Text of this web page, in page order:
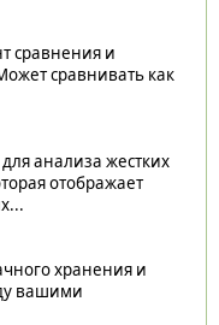
сравнения и
сравнивать как
анализа жестких
отображает
хранения и
вашими